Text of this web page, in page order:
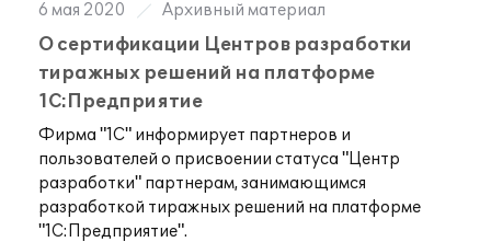
6 мая 2020 Архивный материал
О сертификации Центров разработки
тиражных решений на платформе
1С:Предприятие
Фирма "1С" информирует партнеров и
пользователей о присвоении статуса "Центр
разработки" партнерам, занимающимся
разработкой тиражных решений на платформе
"1С:Предприятие".